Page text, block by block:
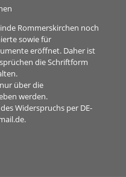
Rommerskirchen noch
sowie für
eröffnet. Daher ist
die Schriftform
über die
werden.
Widerspruchs per DE-
.